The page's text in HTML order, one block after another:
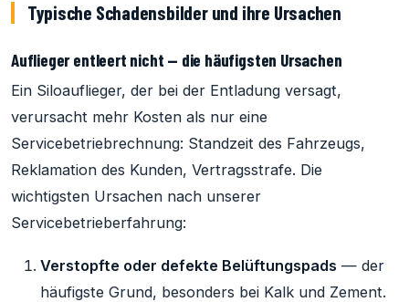
Typische Schadensbilder und ihre Ursachen
Auflieger entleert nicht — die häufigsten Ursachen
Ein Siloauflieger, der bei der Entladung versagt,
verursacht mehr Kosten als nur eine
Servicebetriebrechnung: Standzeit des Fahrzeugs,
Reklamation des Kunden, Vertragsstrafe. Die
wichtigsten Ursachen nach unserer
Servicebetrieberfahrung:
Verstopfte oder defekte Belüftungspads — der
häufigste Grund, besonders bei Kalk und Zement.